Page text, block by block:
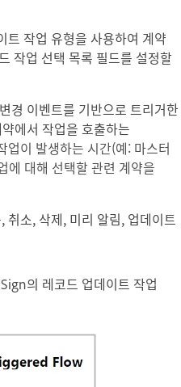
트 작업 유형을 사용하여 계약
작업 선택 목록 필드를 설정할
경 이벤트를 기반으로 트리거한
에서 작업을 호출하는
업이 발생하는 시간(예: 마스터
에 대해 선택할 관련 계약을
취소, 삭제, 미리 알림, 업데이트
의 레코드 업데이트 작업